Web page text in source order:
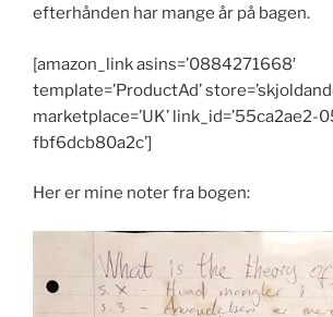
efterhånden har mange år på bagen.
[amazon_link asins=’0884271668′
template=’ProductAd’
marketplace=’UK’
fbf6dcb80a2c’]
Her er mine noter fra bogen: